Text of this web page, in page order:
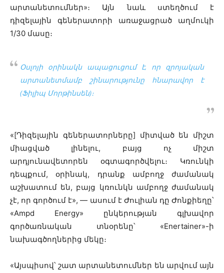
արտանետումներ»։ Այն նաև ստեղծում է
դիզելային գեներատորի առաջացրած աղմուկի
1/30 մասը։
Օսլոյի օրինակն ապացուցում է, որ զրոյական
արտանետմամբ շինարությունը հնարավոր է
(Ֆիլիպ Մորթինսեն)։
«[Դիզելային գեներատորները] միտված են միշտ
միացված լինելու, բայց ոչ միշտ
արդյունավետորեն օգտագործվելու։ Կռունկի
դեպքում, օրինակ, դրանք ամբողջ ժամանակ
աշխատում են, բայց կռունկն ամբողջ ժամանակ
չէ, որ գործում է», — ասում է Ժուլիան դը Ժոնքիեղը՝
«Ampd Energy» ընկերության գլխավոր
գործառնական տնօրենը՝ «Enertainer»-ի
նախագծողներից մեկը։
«Այսպիսով՝ շատ արտանետումներ են արվում այն